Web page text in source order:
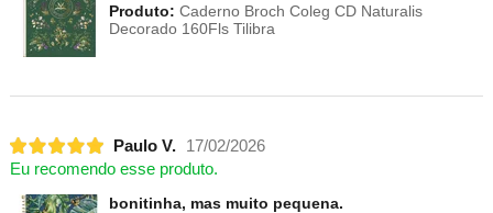
Produto: Caderno Broch Coleg CD Naturalis
Decorado 160Fls Tilibra
Paulo V.
17/02/2026
Eu recomendo esse produto.
bonitinha, mas muito pequena.